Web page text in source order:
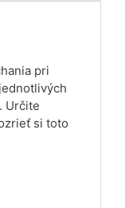
pri
Určite
si toto